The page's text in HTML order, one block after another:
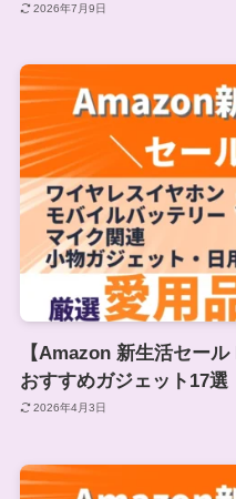
2026年7月9日
【Amazon 新生活セー
おすすめガジェット17選
2026年4月3日